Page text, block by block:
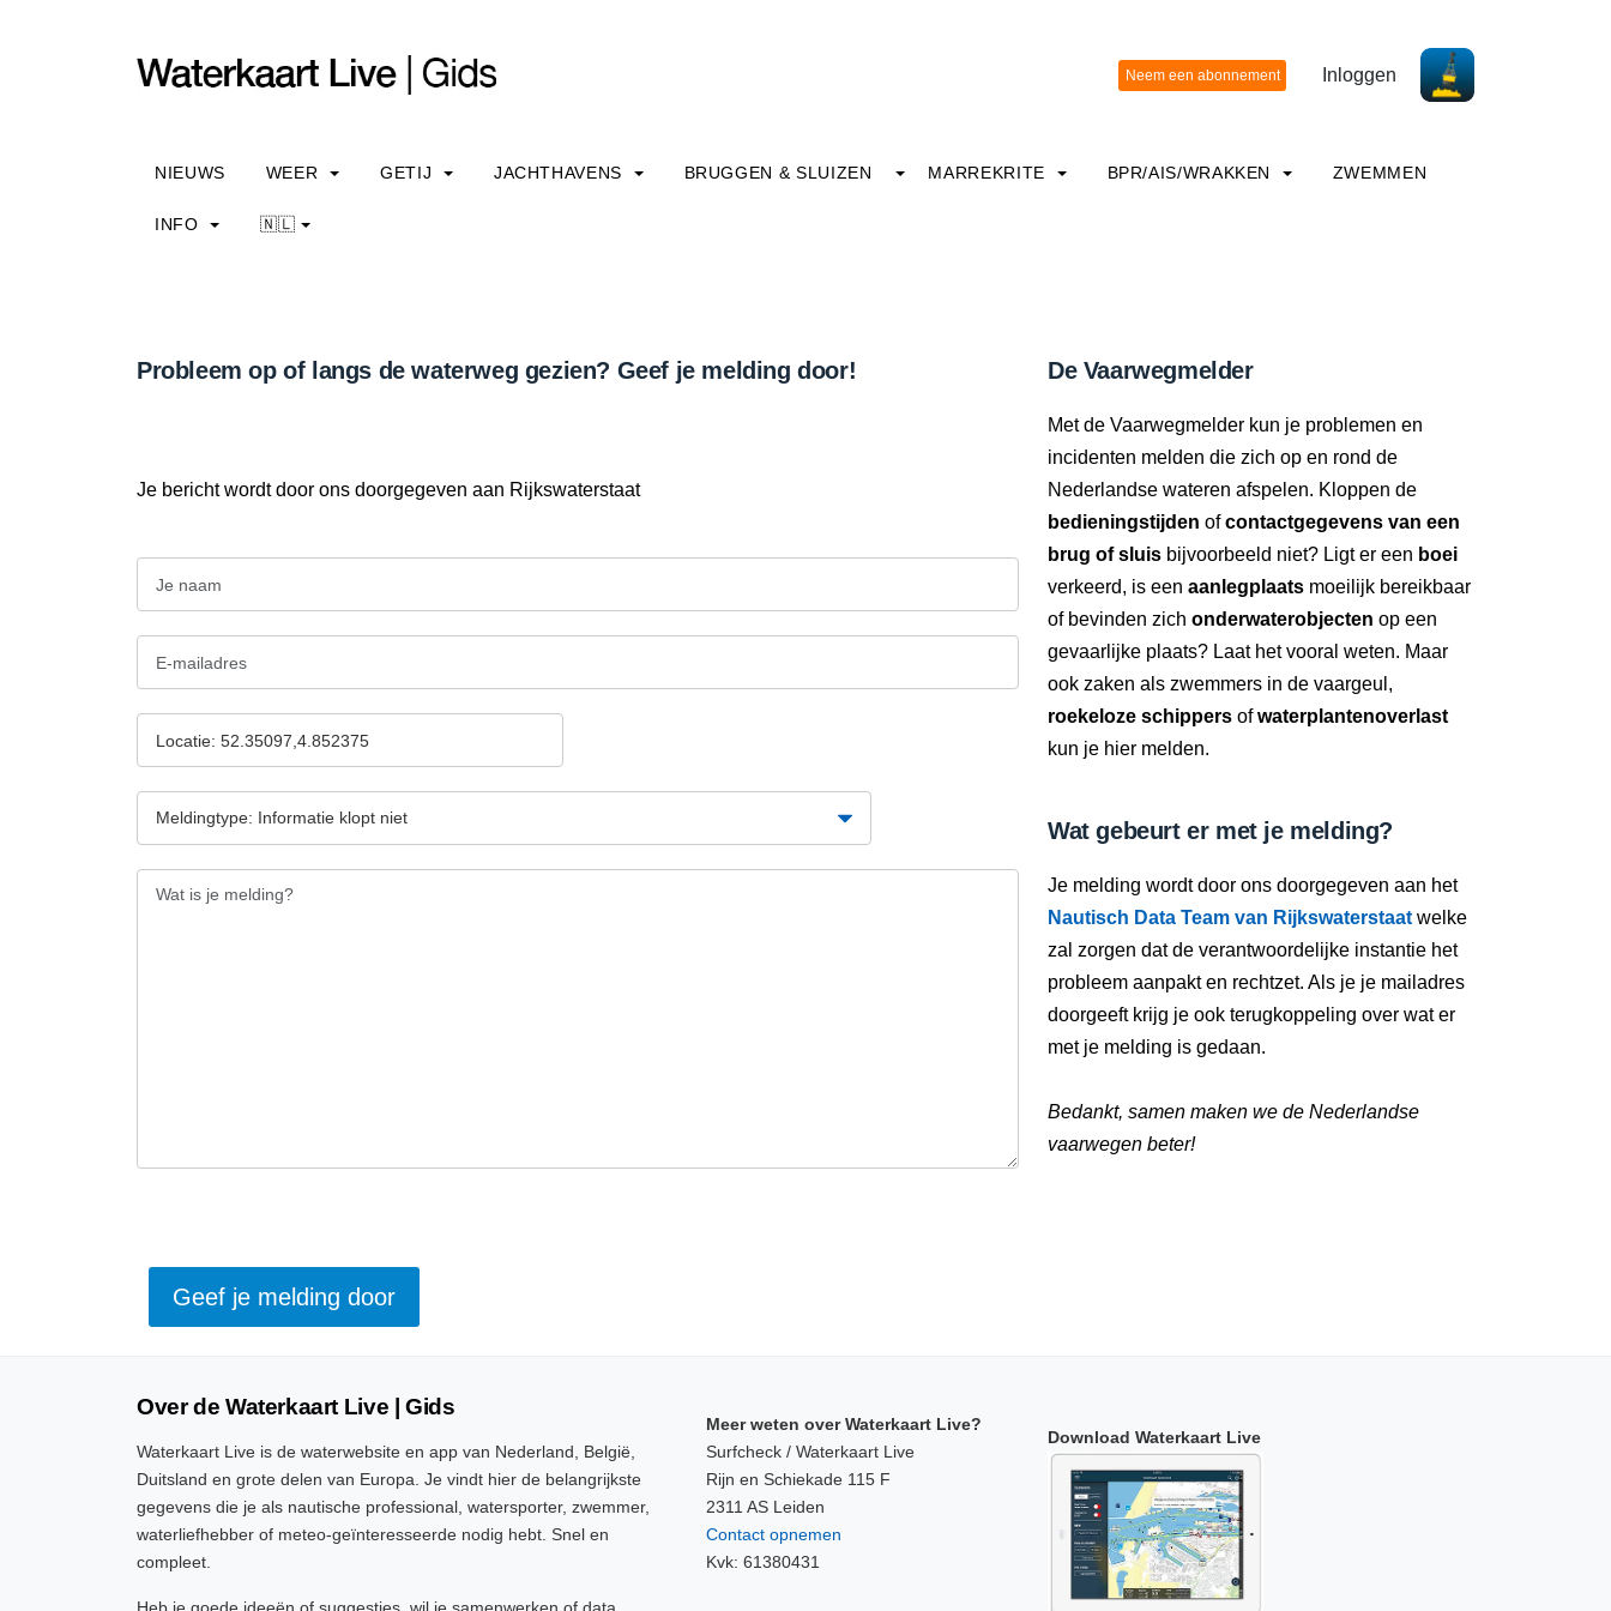
Inloggen
NIEUWS WEER GETIJ JACHTHAVENS BRUGGEN & SLUIZEN MARREKRITE BPR/AIS/WRAKKEN ZWEMMEN
INFO 🇳🇱
Probleem op of langs de waterweg gezien? Geef je melding door!
Je bericht wordt door ons doorgegeven aan Rijkswaterstaat
De Vaarwegmelder
Met de Vaarwegmelder kun je problemen en
incidenten melden die zich op en rond de
Nederlandse wateren afspelen. Kloppen de
bedieningstijden ofcontactgegevens van een
brug of sluis bijvoorbeeld niet? Ligt er een boei
verkeerd, is een aanlegplaats moeilijk bereikbaar
of bevinden zich onderwaterobjecten op een
gevaarlijke plaats? Laat het vooral weten. Maar
ook zaken als zwemmers in de vaargeul,
roekeloze schippers ofwaterplantenoverlast
kun je hier melden.
Wat gebeurt er met je melding?
Je melding wordt door ons doorgegeven aan het
Nautisch Data Team van Rijkswaterstaat welke
zal zorgen dat de verantwoordelijke instantie het
probleem aanpakt en rechtzet. Als je je mailadres
doorgeeft krijg je ook terugkoppeling over wat er
met je melding is gedaan.
Bedankt, samen maken we de Nederlandse
vaarwegen beter!
Over de Waterkaart Live | Gids
Waterkaart Live is de waterwebsite en app van Nederland, België,
Duitsland en grote delen van Europa. Je vindt hier de belangrijkste
gegevens die je als nautische professional, watersporter, zwemmer,
waterliefhebber of meteo-geïnteresseerde nodig hebt. Snel en
compleet.
Meer weten over Waterkaart Live?
Surfcheck / Waterkaart Live
Rijn en Schiekade 115 F
2311 AS Leiden
Contact opnemen
Kvk: 61380431
Download Waterkaart Live